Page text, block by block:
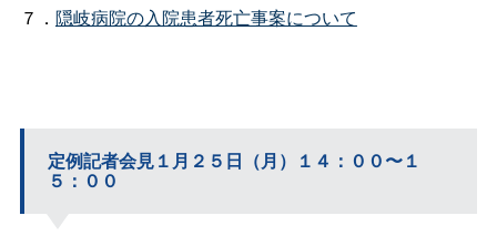
７． 隠岐病院の入院患者死亡事案について
定例記者会見１月２５日（月）１４：００〜１
５：００